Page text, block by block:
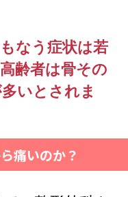
なう症状は若
齢者は骨その
いとされま
痛いのか？